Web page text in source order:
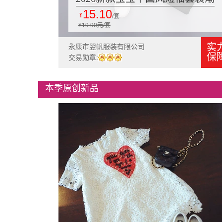
童夏装 3岁男童女童夏季衣服两
件套
¥15.10/套
¥19.90元/套
永康市翌帆服装有限公司
交易勋章:
实
保
本季原创新品